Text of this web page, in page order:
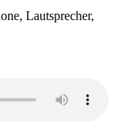
Lautsprecher,